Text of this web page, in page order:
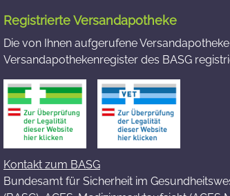
Registrierte Versandapotheke
Die von Ihnen aufgerufene
Versandapothekenregister des BASG
Kontakt zum BASG
Bundesamt für Sicherheit im